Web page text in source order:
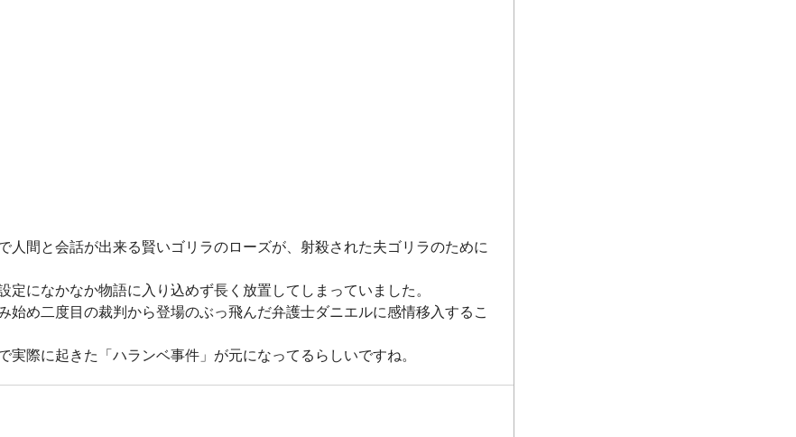
人間と会話が出来る賢いゴリラのローズが、射殺された夫ゴリラのために
定になかなか物語に入り込めず長く放置してしまっていました。
始め二度目の裁判から登場のぶっ飛んだ弁護士ダニエルに感情移入するこ
実際に起きた「ハランベ事件」が元になってるらしいですね。